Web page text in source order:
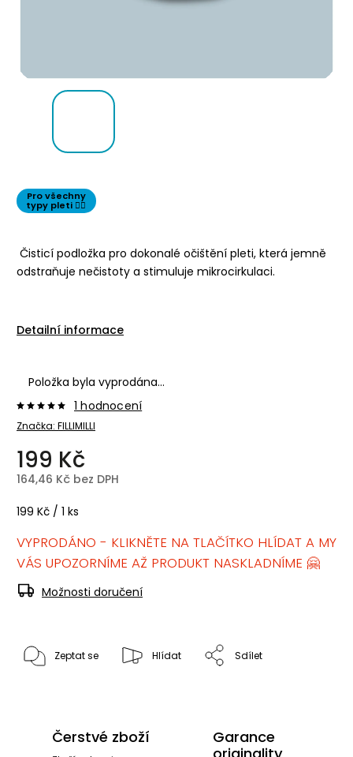
Pro všechny
typy pleti 👌🏻
Čisticí podložka pro dokonalé očištění pleti, která jemně
odstraňuje nečistoty a stimuluje mikrocirkulaci.
Detailní informace
Položka byla vyprodána…
Značka: FILLIMILLI
1 hodnocení
199 Kč
164,46 Kč bez DPH
199 Kč / 1 ks
VYPRODÁNO - KLIKNĚTE NA TLAČÍTKO HLÍDAT A MY
VÁS UPOZORNÍME AŽ PRODUKT NASKLADNÍME 🤗
Možnosti doručení
Zeptat se Hlídat Sdílet
Čerstvé zboží
Garance